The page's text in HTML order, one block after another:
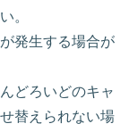
。
発生する場合が
どろいどのキャ
替えられない場